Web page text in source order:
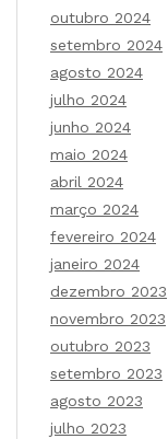
outubro 2024
setembro 2024
agosto 2024
julho 2024
junho 2024
maio 2024
abril 2024
março 2024
fevereiro 2024
janeiro 2024
dezembro 2023
novembro 2023
outubro 2023
setembro 2023
agosto 2023
julho 2023